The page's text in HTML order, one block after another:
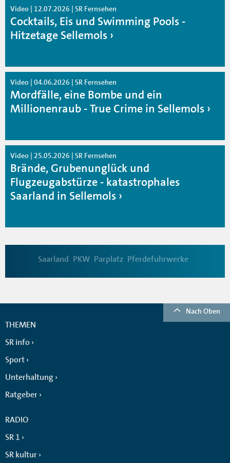
Video | 12.07.2026 | SR Fernsehen
Cocktails, Eis und Swimming Pools -
Hitzetage Sellemols
Video | 04.06.2026 | SR Fernsehen
Mordfälle, eine Bombe und ein
Millionenraub - True Crime in Sellemols
Video | 25.05.2026 | SR Fernsehen
Brände, Grubenunglück und
Flugzeugabstürze - katastrophales
Saarland in Sellemols
Saarland PKW Parplatz Pferdefuhrwerke
Nach Oben
THEMEN
SR info
Sport
Unterhaltung
Ratgeber
RADIO
SR 1
SR kultur